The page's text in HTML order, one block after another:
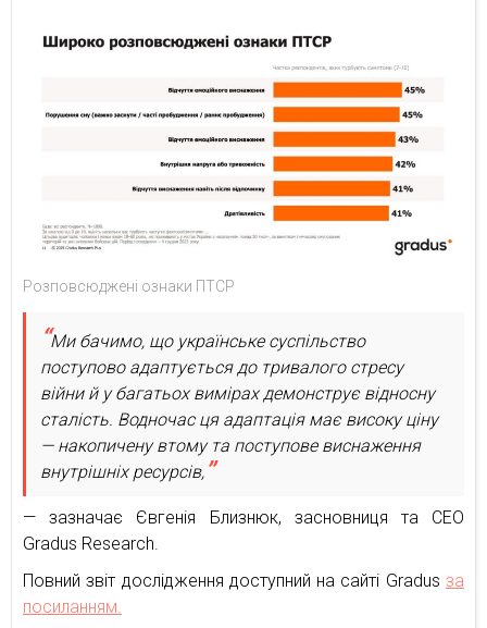
Розповсюджені ознаки ПТСР
Ми бачимо, що українське суспільство
поступово адаптується до тривалого стресу
війни й у багатьох вимірах демонструє відносну
сталість. Водночас ця адаптація має високу ціну
— накопичену втому та поступове виснаження
внутрішніх ресурсів,
— зазначає Євгенія Близнюк, засновниця та CEO
Gradus Research.
Повний звіт дослідження доступний на сайті Gradus за
посиланням.